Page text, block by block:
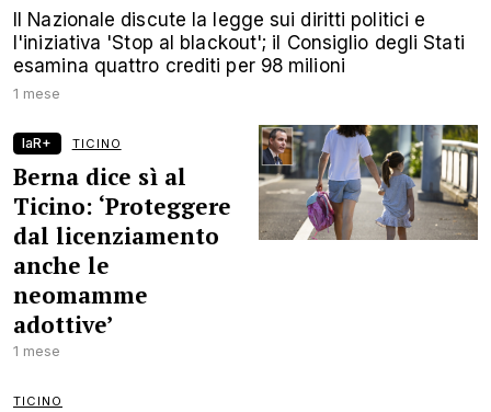
Il Nazionale discute la legge sui diritti politici e
l'iniziativa 'Stop al blackout'; il Consiglio degli Stati
esamina quattro crediti per 98 milioni
1 mese
laR+ TICINO
Berna dice sì al
Ticino: ‘Proteggere
dal licenziamento
anche le
neomamme
adottive’
1 mese
TICINO